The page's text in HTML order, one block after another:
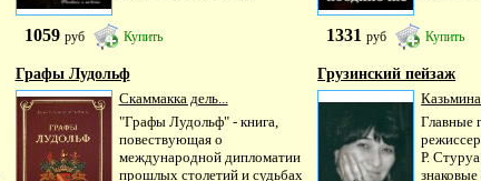
1059 руб Купить 1331руб Купить
Графы Лудольф
Скаммакка дель...
"Графы Лудольф" - книга,
повествующая о
международной дипломатии
прошлых столетий и судьбах
Грузинский пейзаж
Главные
Р.